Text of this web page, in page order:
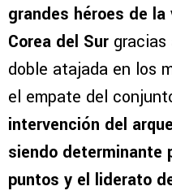
grandes héroes de
Corea del Sur
doble atajada en los
el empate del
intervención del
siendo determinante
puntos y el liderato